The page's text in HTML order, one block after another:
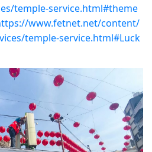
temple-service.html#theme
www.fetnet.net/content/
temple-service.html#Luck